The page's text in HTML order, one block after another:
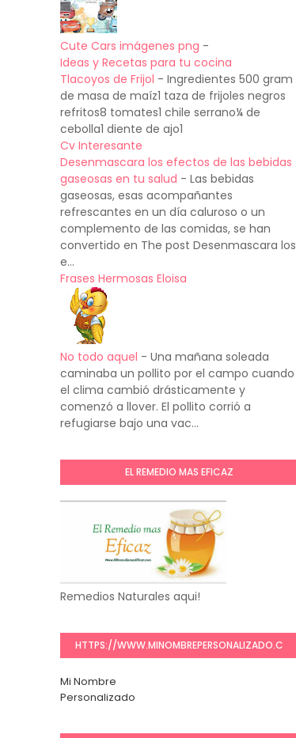
Cute Cars imágenes png -
Ideas y Recetas para tu cocina
Tlacoyos de Frijol - Ingredientes 500 gram
de masa de maíz1 taza de frijoles negros
refritos8 tomates1 chile serrano¼ de
cebolla1 diente de ajo1
Cv Interesante
Desenmascara los efectos de las bebidas
gaseosas en tu salud - Las bebidas
gaseosas, esas acompañantes
refrescantes en un día caluroso o un
complemento de las comidas, se han
convertido en The post Desenmascara los
e...
Frases Hermosas Eloisa
No todo aquel - Una mañana soleada
caminaba un pollito por el campo cuando
el clima cambió drásticamente y
comenzó a llover. El pollito corrió a
refugiarse bajo una vac...
EL REMEDIO MAS EFICAZ
Remedios Naturales aqui!
HTTPS://WWW.MINOMBREPERSONALIZADO.C
Mi Nombre
Personalizado